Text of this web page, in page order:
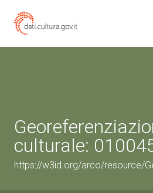
culturale:
https://w3id.org/arco/resource/